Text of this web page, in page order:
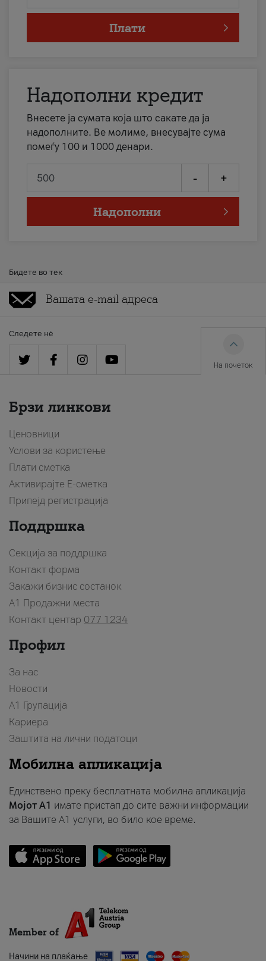
Плати
Надополни кредит
Внесете ја сумата која што сакате да ја
надополните. Ве молиме, внесувајте сума
помеѓу 100 и 1000 денари.
- +
Надополни
Бидете во тек
Следете нè
На почеток
Брзи линкови
Ценовници
Услови за користење
Плати сметка
Активирајте Е-сметка
Припејд регистрација
Поддршка
Секција за поддршка
Контакт форма
Закажи бизнис состанок
A1 Продажни места
Контакт центар 077 1234
Профил
За нас
Новости
А1 Групација
Кариера
Заштита на лични податоци
Мобилна апликација
Единствено преку бесплатната мобилна апликација
Мојот A1 имате пристап до сите важни информации
за Вашите A1 услуги, во било кое време.
Member of
Начини на плаќање